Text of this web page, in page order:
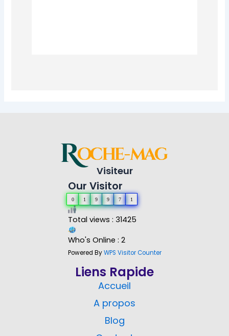
Visiteur
Our Visitor
0 1 9 9 7 1
Total views : 31425
Who's Online : 2
Powered ByWPS Visitor Counter
Liens Rapide
Accueil
A propos
Blog